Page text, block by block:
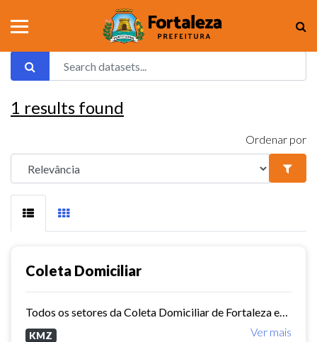
1 results found
Ordenar por
Coleta Domiciliar
Ver mais
KMZ